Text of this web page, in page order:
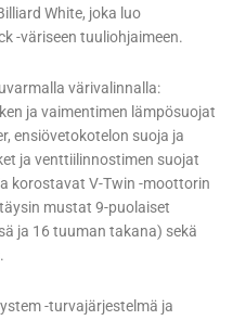
White, joka luo
-väriseen tuuliohjaimeen.
värivalinnalla:
ja vaimentimen lämpösuojat
ensiövetokotelon suoja ja
ja venttiilinnostimen suojat
korostavat V-Twin -moottorin
mustat 9-puolaiset
ja 16 tuuman takana) sekä
-turvajärjestelmä ja